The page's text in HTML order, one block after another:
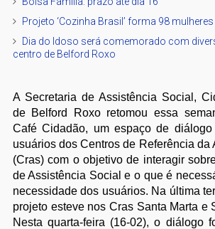
Projeto ‘Cozinha Brasil’ forma 98
Dia do Idoso será comemorado com
centro de Belford Roxo
A Secretaria de Assistência Social,
de Belford Roxo retomou essa
Café Cidadão, um espaço de
usuários dos Centros de Referência da
(Cras) com o objetivo de interagir
de Assistência Social e o que é
necessidade dos usuários. Na última
projeto esteve nos Cras Santa Marta e
Nesta quarta-feira (16-02), o diálogo